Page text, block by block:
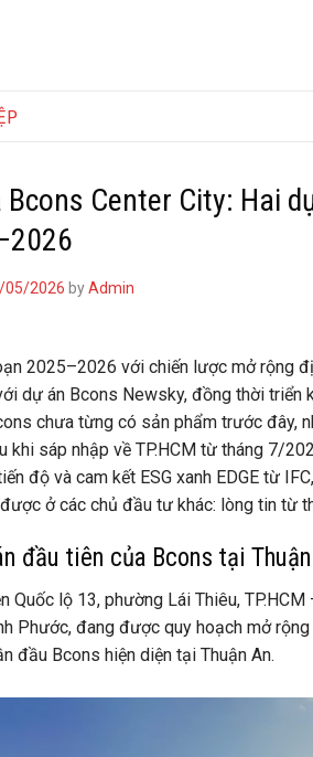
Center City: Hai
05/2026 byAdmin
2025–2026 với chiến lược mở rộng
dự án Bcons Newsky, đồng thời
chưa từng có sản phẩm trước đây,
khi sáp nhập về TP.HCM từ tháng 7/
độ và cam kết ESG xanh EDGE từ
ở các chủ đầu tư khác: lòng tin từ
đầu tiên của Bcons tại
Quốc lộ 13, phường Lái Thiêu,
Phước, đang được quy hoạch mở
đầu Bcons hiện diện tại Thuận An.